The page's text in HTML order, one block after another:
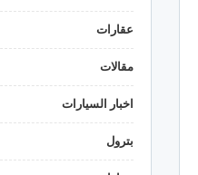
عقارات
مقالات
اخبار السيارات
بترول